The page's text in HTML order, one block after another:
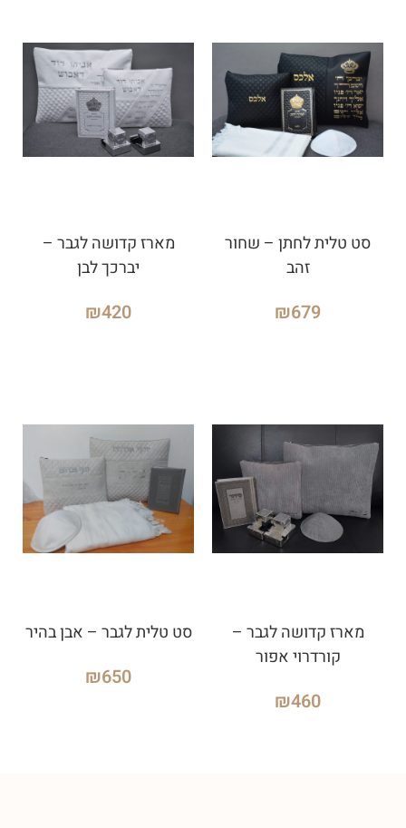
סט טלית לחתן – שחור
זהב
₪679
מארז קדושה לגבר –
יברכך לבן
₪420
מארז קדושה לגבר –
קורדרוי אפור
₪460
סט טלית לגבר – אבן בהיר
₪650